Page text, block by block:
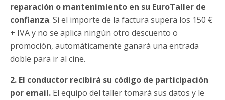
reparación o mantenimiento en su EuroTaller de
confianza. Si el importe de la factura supera los 150 €
+ IVA y no se aplica ningún otro descuento o
promoción, automáticamente ganará una entrada
doble para ir al cine.
2. El conductor recibirá su código de participación
por email. El equipo del taller tomará sus datos y le